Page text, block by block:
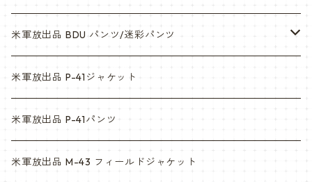
ウッドランド
ACU
マルチカム
3c
米軍放出品 BDU パンツ/迷彩パンツ
ウッドランド
ACU
マルチカム
米軍放出品 P-41ジャケット
米軍放出品 P-41パンツ
米軍放出品 M-43 フィールドジャケット